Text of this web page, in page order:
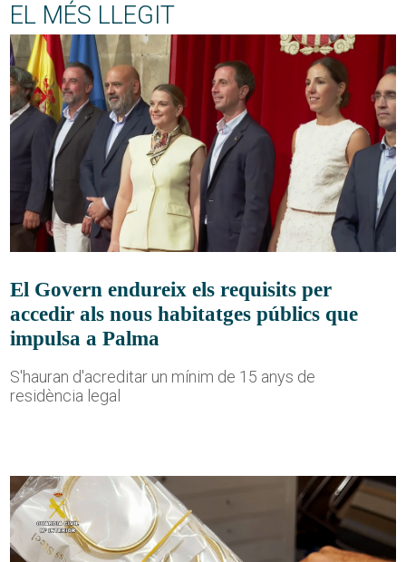
EL MÉS LLEGIT
El Govern endureix els requisits per
accedir als nous habitatges públics que
impulsa a Palma
S'hauran d'acreditar un mínim de 15 anys de
residència legal